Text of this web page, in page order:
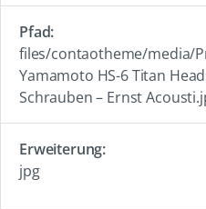
files/contaotheme/media/
Yamamoto HS-6 Titan
Schrauben – Ernst
jpg